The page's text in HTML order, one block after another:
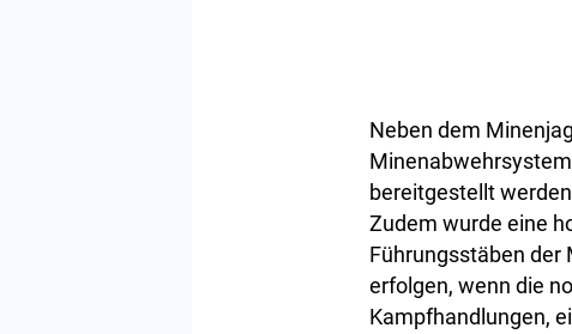
Neben dem
bereitgestellt
Zudem wurde eine
Führungsstäben der
erfolgen, wenn die
Kampfhandlungen,